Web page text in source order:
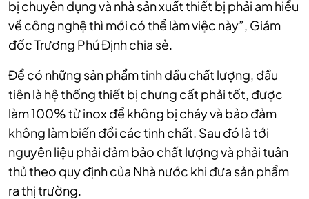
bị chuyên dụng và nhà sản xuất thiết bị phải am hiểu
về công nghệ thì mới có thể làm việc này”, Giám
đốc Trương Phú Định chia sẻ.
Để có những sản phẩm tinh dầu chất lượng, đầu
tiên là hệ thống thiết bị chưng cất phải tốt, được
làm 100% từ inox để không bị cháy và bảo đảm
không làm biến đổi các tinh chất. Sau đó là tới
nguyên liệu phải đảm bảo chất lượng và phải tuân
thủ theo quy định của Nhà nước khi đưa sản phẩm
ra thị trường.